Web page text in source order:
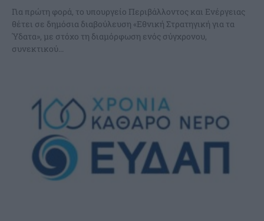
Για πρώτη φορά, το υπουργείο Περιβάλλοντος και Ενέργειας
θέτει σε δημόσια διαβούλευση «Εθνική Στρατηγική για τα
Ύδατα», με στόχο τη διαμόρφωση ενός σύγχρονου,
συνεκτικού...